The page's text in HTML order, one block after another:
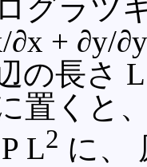
グラツ
∂x + ∂y/
の長さ
置くと
L2 に、